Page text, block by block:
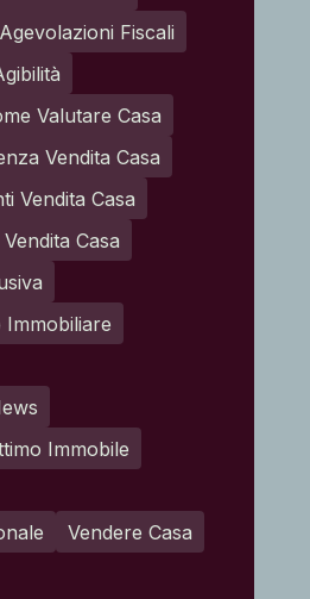
Agevolazioni Fiscali
Valutare Casa
Vendita Casa
Vendita Casa
Casa
Immobile
Vendere Casa